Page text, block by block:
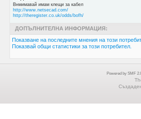
Внмимавай имам клещи за кабел
http://www.netsecad.com/
http://theregister.co.uk/odds/bofh/
ДОПЪЛНИТЕЛНА ИНФОРМАЦИЯ:
Показване на последните мнения на този
Показвай общи статистики за този потребител.
Powered by SMF